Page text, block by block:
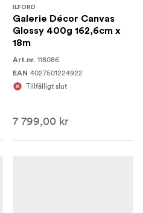
ILFORD
Galerie Décor Canvas
Glossy 400g 162,6cm x
18m
Art.nr. 118086
EAN 4027501224922
Tillfälligt slut
7 799,00 kr